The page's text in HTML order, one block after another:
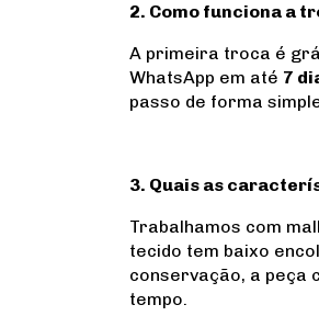
2. Como funciona a
A primeira troca é
WhatsApp em até 7
passo de forma
3. Quais as
Trabalhamos com
tecido tem baixo
conservação, a peça
tempo.